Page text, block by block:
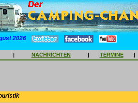
2026
| NACHRICHTEN | TERMINE |